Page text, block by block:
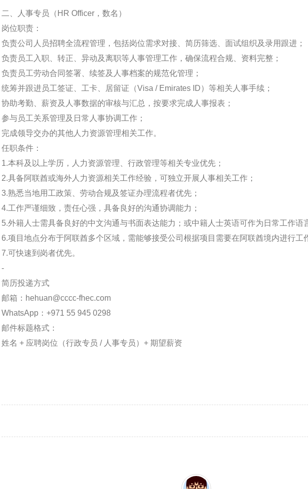
二、人事专员（HR Officer，数名）
岗位职责：
负责公司人员招聘全流程管理，包括岗位需求对接、简历筛选、面试组织及录用跟进；
负责员工入职、转正、异动及离职等人事管理工作，确保流程合规、资料完整；
负责员工劳动合同签署、续签及人事档案的规范化管理；
统筹并跟进员工签证、工卡、居留证（Visa / Emirates ID）等相关人事手续；
协助考勤、薪资及人事数据的审核与汇总，按要求完成人事报表；
参与员工关系管理及日常人事协调工作；
完成领导交办的其他人力资源管理相关工作。
任职条件：
1.本科及以上学历，人力资源管理、行政管理等相关专业优先；
2.具备阿联酋或海外人力资源相关工作经验，可独立开展人事相关工作；
3.熟悉当地用工政策、劳动合规及签证办理流程者优先；
4.工作严谨细致，责任心强，具备良好的沟通协调能力；
5.外籍人士需具备良好的中文沟通与书面表达能力；或中籍人士英语可作为日常工作语
6.项目地点分布于阿联酋多个区域，需能够接受公司根据项目需要在阿联酋境内进行工
7.可快速到岗者优先。
-
简历投递方式
邮箱：hehuan@cccc-fhec.com
WhatsApp：+971 55 945 0298
邮件标题格式：
姓名 + 应聘岗位（行政专员 / 人事专员）+ 期望薪资